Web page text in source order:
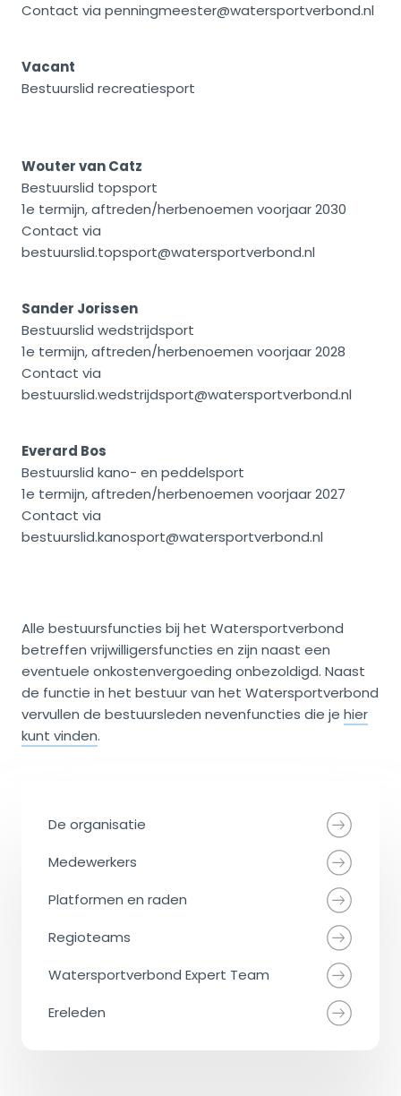
Contact via penningmeester@watersportverbond.nl
Vacant
Bestuurslid recreatiesport
Wouter van Catz
Bestuurslid topsport
1e termijn, aftreden/herbenoemen voorjaar 2030
Contact via
bestuurslid.topsport@watersportverbond.nl
Sander Jorissen
Bestuurslid wedstrijdsport
1e termijn, aftreden/herbenoemen voorjaar 2028
Contact via
bestuurslid.wedstrijdsport@watersportverbond.nl
Everard Bos
Bestuurslid kano- en peddelsport
1e termijn, aftreden/herbenoemen voorjaar 2027
Contact via
bestuurslid.kanosport@watersportverbond.nl
Alle bestuursfuncties bij het Watersportverbond
betreffen vrijwilligersfuncties en zijn naast een
eventuele onkostenvergoeding onbezoldigd. Naast
de functie in het bestuur van het Watersportverbond
vervullen de bestuursleden nevenfuncties die je hier
kunt vinden.
De organisatie
Medewerkers
Platformen en raden
Regioteams
Watersportverbond Expert Team
Ereleden